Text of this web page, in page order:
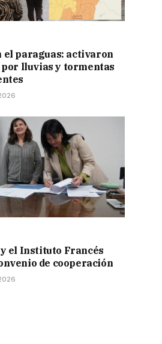
el paraguas: activaron
por lluvias y tormentas
el Instituto Francés
de cooperación